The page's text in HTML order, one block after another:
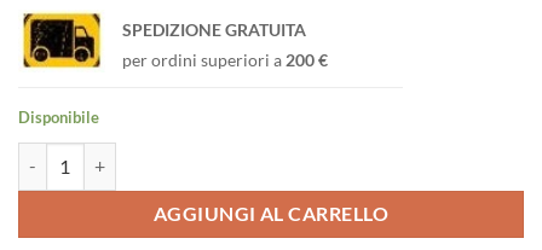
SPEDIZIONE GRATUITA
per ordini superiori a200 €
Disponibile
AGGIUNGI AL CARRELLO